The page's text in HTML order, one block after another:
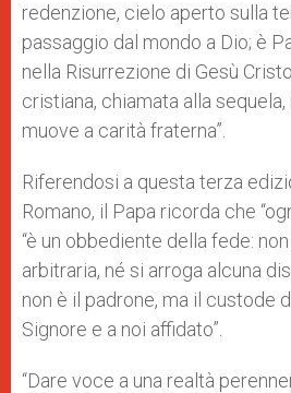
redenzione, cielo aperto sulla
passaggio dal mondo a Dio; è
nella Risurrezione di Gesù
cristiana, chiamata alla
muove a carità fraterna”.
Riferendosi a questa terza
Romano, il Papa ricorda che
“è un obbediente della fede:
arbitraria, né si arroga alcuna
non è il padrone, ma il custode
Signore e a noi affidato”.
“Dare voce a una realtà